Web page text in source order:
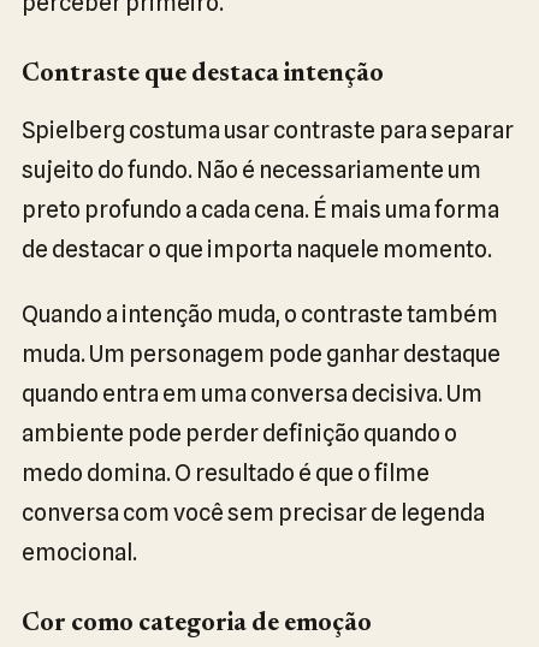
Contraste que destaca intenção
Spielberg costuma usar contraste para separar
sujeito do fundo. Não é necessariamente um
preto profundo a cada cena. É mais uma forma
de destacar o que importa naquele momento.
Quando a intenção muda, o contraste também
muda. Um personagem pode ganhar destaque
quando entra em uma conversa decisiva. Um
ambiente pode perder definição quando o
medo domina. O resultado é que o filme
conversa com você sem precisar de legenda
emocional.
Cor como categoria de emoção